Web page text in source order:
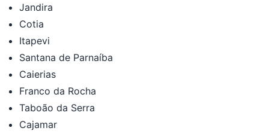
Jandira
Cotia
Itapevi
Santana de Parnaíba
Caierias
Franco da Rocha
Taboão da Serra
Cajamar